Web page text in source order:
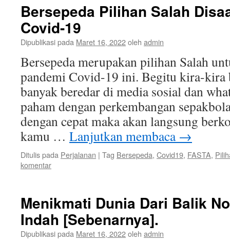
Bersepeda Pilihan Salah
Covid-19
Dipublikasi pada Maret 16, 2022oleh admin
Bersepeda merupakan pilihan Salah
pandemi Covid-19 ini. Begitu kira-kira
banyak beredar di media sosial dan
paham dengan perkembangan
dengan cepat maka akan langsung
kamu … Lanjutkan membaca →
Ditulis pada Perjalanan | Tag Bersepeda, Covid19, FASTA,
komentar
Menikmati Dunia Dari Balik
Indah [Sebenarnya].
Dipublikasi pada Maret 16, 2022oleh admin